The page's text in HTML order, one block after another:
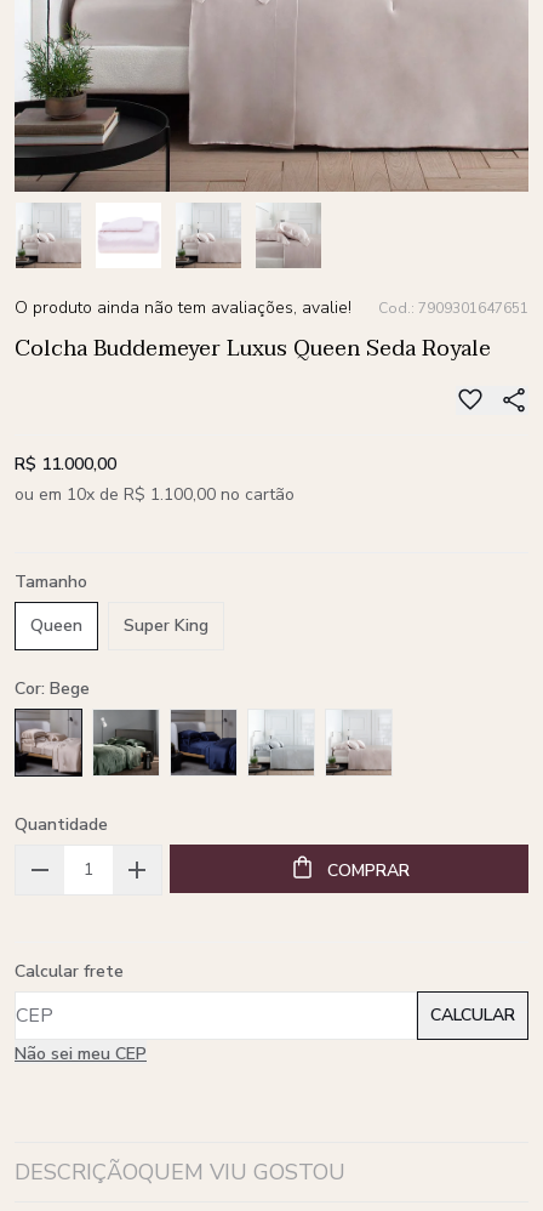
O produto ainda não tem avaliações, avalie! Cod.: 7909301647651
Colcha Buddemeyer Luxus Queen Seda Royale
R$ 11.000,00
ou em 10x de R$ 1.100,00 no cartão
Tamanho
Queen
Super King
Cor: Bege
Quantidade
COMPRAR
Calcular frete
Não sei meu CEP
DESCRIÇÃOQUEM VIU GOSTOU